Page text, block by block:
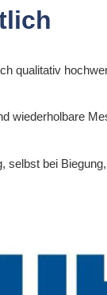
qualitativ
bei